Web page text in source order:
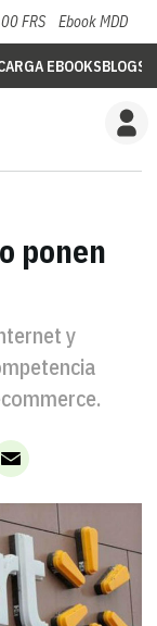
FRS Ebook MDD
EBOOKSBLOGS
ponen
y
Email